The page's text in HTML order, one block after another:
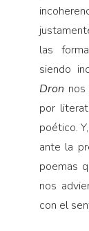
las
siendo
Dron
por
poético.
ante la
poemas
nos
con el